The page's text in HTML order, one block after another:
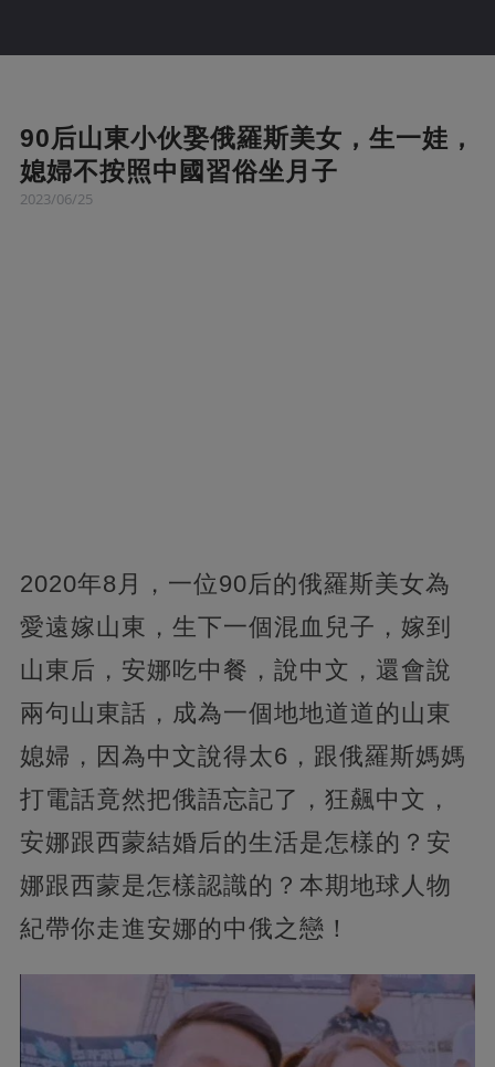
90后山東小伙娶俄羅斯美女，生一娃，
媳婦不按照中國習俗坐月子
2023/06/25
2020年8月，一位90后的俄羅斯美女為
愛遠嫁山東，生下一個混血兒子，嫁到
山東后，安娜吃中餐，說中文，還會說
兩句山東話，成為一個地地道道的山東
媳婦，因為中文說得太6，跟俄羅斯媽媽
打電話竟然把俄語忘記了，狂飆中文，
安娜跟西蒙結婚后的生活是怎樣的？安
娜跟西蒙是怎樣認識的？本期地球人物
紀帶你走進安娜的中俄之戀！